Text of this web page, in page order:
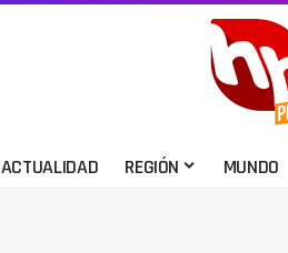
ACTUALIDAD REGIÓN MUNDO